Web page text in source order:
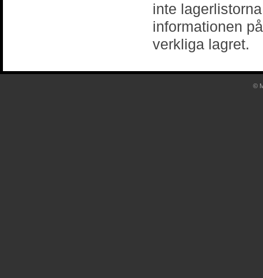
inte
informationen
verkliga lagret.
©